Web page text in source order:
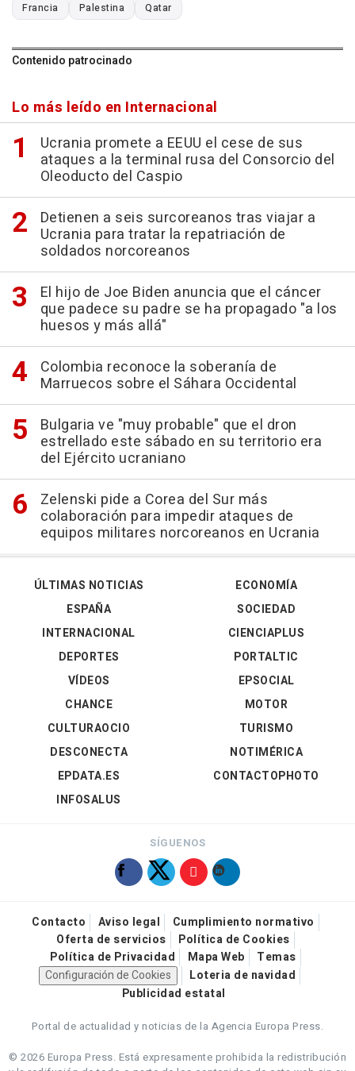
Francia Palestina Qatar
Contenido patrocinado
Lo más leído en Internacional
Ucrania promete a EEUU el cese de sus
ataques a la terminal rusa del Consorcio del
Oleoducto del Caspio
Detienen a seis surcoreanos tras viajar a
Ucrania para tratar la repatriación de
soldados norcoreanos
El hijo de Joe Biden anuncia que el cáncer
que padece su padre se ha propagado "a los
huesos y más allá"
Colombia reconoce la soberanía de
Marruecos sobre el Sáhara Occidental
Bulgaria ve "muy probable" que el dron
estrellado este sábado en su territorio era
del Ejército ucraniano
Zelenski pide a Corea del Sur más
colaboración para impedir ataques de
equipos militares norcoreanos en Ucrania
ÚLTIMAS NOTICIAS
ESPAÑA
INTERNACIONAL
DEPORTES
VÍDEOS
ECONOMÍA
SOCIEDAD
CIENCIAPLUS
PORTALTIC
EPSOCIAL
CHANCE
CULTURAOCIO
DESCONECTA
EPDATA.ES
INFOSALUS
MOTOR
TURISMO
NOTIMÉRICA
CONTACTOPHOTO
SÍGUENOS
Contacto Aviso legal
Cumplimiento normativo
Oferta de servicios
Política de Cookies
Política de Privacidad
Mapa Web
Temas
Configuración de Cookies
Loteria de navidad
Publicidad estatal
Portal de actualidad y noticias de la Agencia Europa Press.
© 2026 Europa Press. Está expresamente prohibida la redistribución